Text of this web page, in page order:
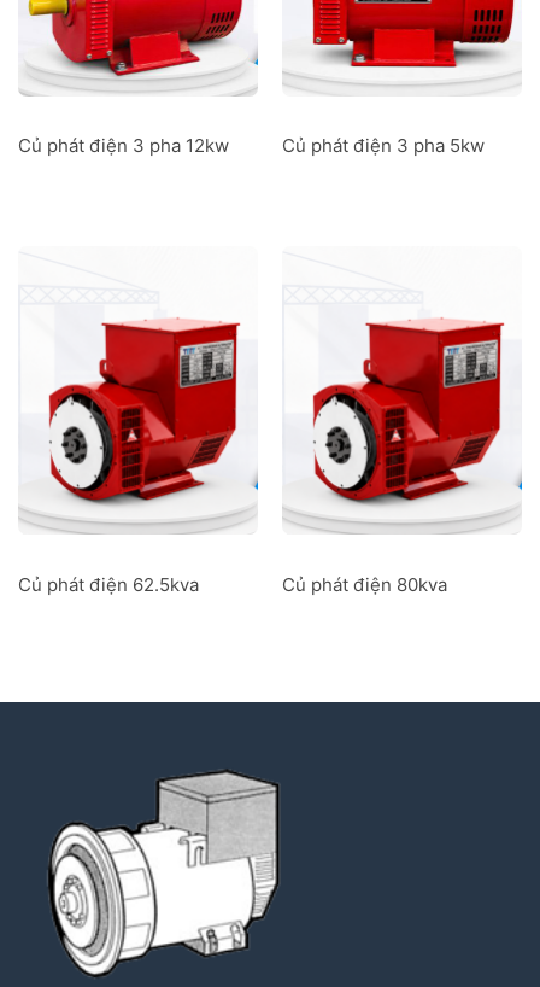
Củ phát điện 3 pha 12kw Củ phát điện 3 pha 5kw
Củ phát điện 62.5kva Củ phát điện 80kva